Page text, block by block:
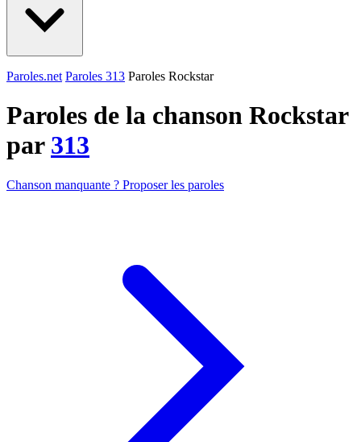
Paroles.net Paroles 313 Paroles Rockstar
Paroles de la chanson Rockstar
par 313
Chanson manquante ? Proposer les paroles